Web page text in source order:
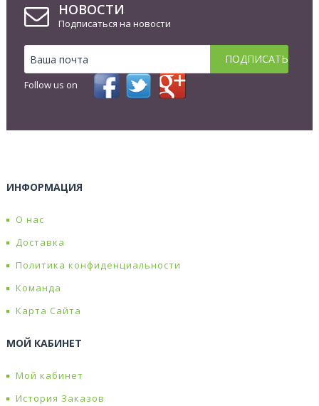
НОВОСТИ
Подписаться на новости
Follow us on
ИНФОРМАЦИЯ
О нас
Доставка
Политика конфиденциальности
Команда
Карта Сайта
МОЙ КАБИНЕТ
Мой кабинет
История Заказов